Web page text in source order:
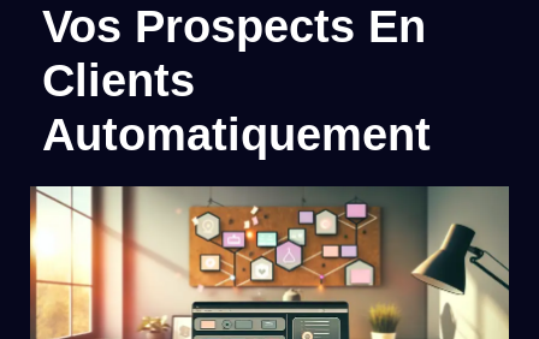
Vos Prospects En
Clients
Automatiquement